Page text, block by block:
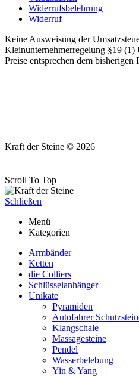
Widerrufsbelehrung
Widerruf
Keine Ausweisung der
Kleinunternehmerregelung §19 (1)
Preise entsprechen dem
Kraft der Steine © 2026
Scroll To Top
Schließen
Menü
Kategorien
Armbänder
Ketten
die Colliers
Schlüsselanhänger
Unikate
Pyramiden
Autofahrer
Klangschale
Massagesteine
Pendel
Wasserbelebung
Yin & Yang